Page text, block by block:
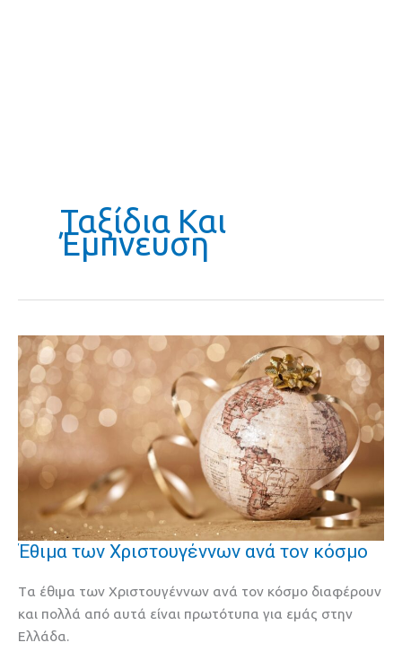
Ταξίδια Και
Έμπνευση
Έθιμα των Χριστουγέννων ανά τον κόσμο
Tα έθιμα των Χριστουγέννων ανά τον κόσμο διαφέρουν
και πολλά από αυτά είναι πρωτότυπα για εμάς στην
Ελλάδα.
Έθιμα
Χριστουγέννων
ανά
τον